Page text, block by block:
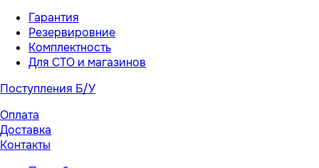
Гарантия
Резервировние
Комплектность
Для СТО и магазинов
Поступления Б/У
Оплата
Доставка
Контакты